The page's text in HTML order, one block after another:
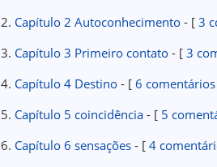
2. Capítulo 2 Autoconhecimento- [3
3. Capítulo 3 Primeiro contato - [3
4. Capítulo 4 Destino- [6 comentários
5. Capítulo 5 coincidência- [ 5
6. Capítulo 6 sensações- [4